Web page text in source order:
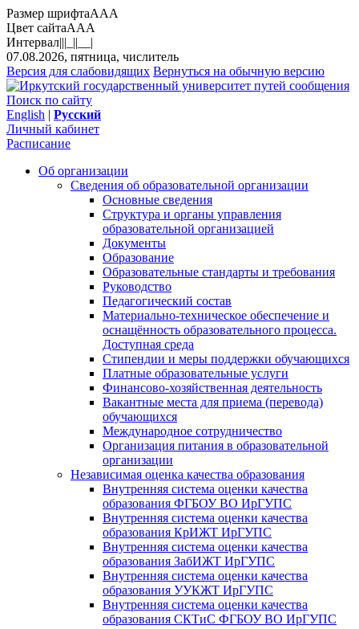
Размер шрифтаAAA
Цвет сайтаAAA
Интервал|||_||__|
07.08.2026, пятница, числитель
Версия для слабовидящих Вернуться на обычную версию
Поиск по сайту
English | Русский
Личный кабинет
Расписание
Об организации
Сведения об образовательной организации
Основные сведения
Структура и органы управления
образовательной организацией
Документы
Образование
Образовательные стандарты и требования
Руководство
Педагогический состав
Материально-техническое обеспечение и
оснащённость образовательного процесса.
Доступная среда
Стипендии и меры поддержки обучающихся
Платные образовательные услуги
Финансово-хозяйственная деятельность
Вакантные места для приема (перевода)
обучающихся
Международное сотрудничество
Организация питания в образовательной
организации
Независимая оценка качества образования
Внутренняя система оценки качества
образования ФГБОУ ВО ИрГУПС
Внутренняя система оценки качества
образования КрИЖТ ИрГУПС
Внутренняя система оценки качества
образования ЗабИЖТ ИрГУПС
Внутренняя система оценки качества
образования УУКЖТ ИрГУПС
Внутренняя система оценки качества
образования СКТиС ФГБОУ ВО ИрГУПС